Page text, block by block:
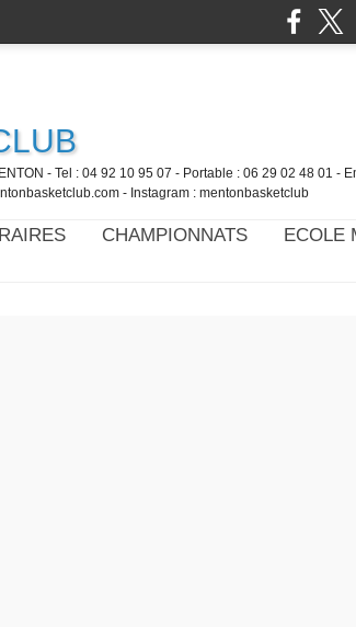
- Tel : 04 92 10 95 07 - Portable : 06 29 02 48 01 -
- Instagram : mentonbasketclub
CHAMPIONNATS ECOLE